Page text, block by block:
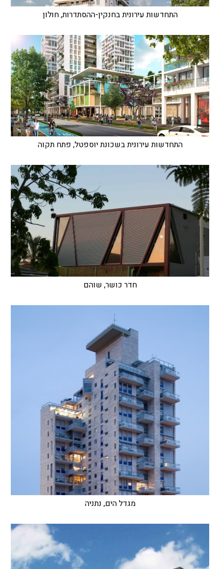
התחדשות עירונית בחנקין-ההסתדרות, חולון
התחדשות עירונית בשכונת יוספטל, פתח תקוה
חדר כושר, שוהם
מגדל הים, נתניה